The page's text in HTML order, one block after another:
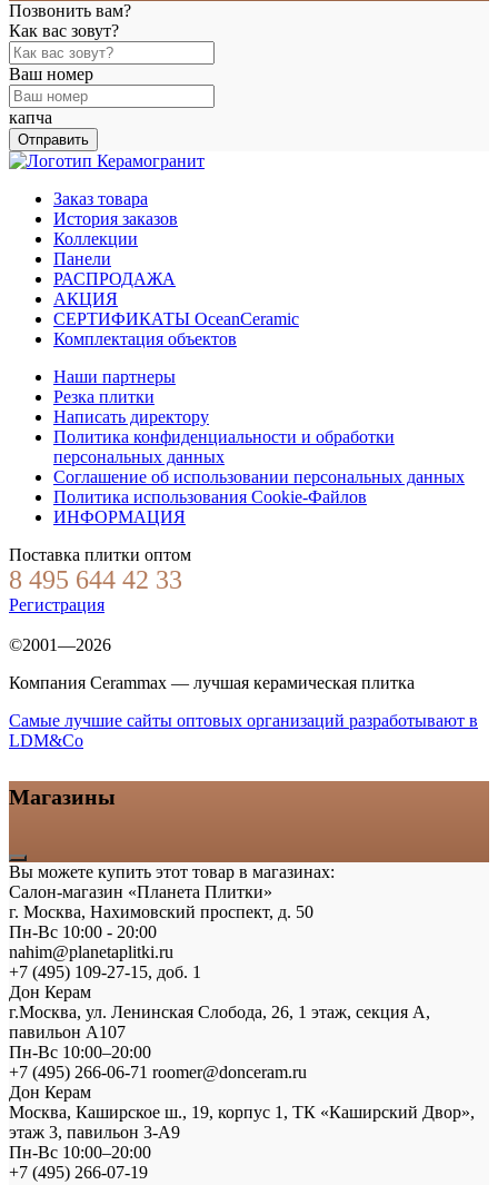
Позвонить вам?
Как вас зовут?
Ваш номер
капча
Отправить
Заказ товара
История заказов
Коллекции
Панели
РАСПРОДАЖА
АКЦИЯ
СЕРТИФИКАТЫ OceanCeramic
Комплектация объектов
Наши партнеры
Резка плитки
Написать директору
Политика конфиденциальности и обработки
персональных данных
Соглашение об использовании персональных данных
Политика использования Cookie-Файлов
ИНФОРМАЦИЯ
Поставка плитки оптом
8 495 644 42 33
Регистрация
©2001—2026
Компания Cerammax — лучшая керамическая плитка
Самые лучшие сайты оптовых организаций разработывают в
LDM&Co
Магазины
Вы можете купить этот товар в магазинах:
Салон-магазин «Планета Плитки»
г. Москва, Нахимовский проспект, д. 50
Пн-Вс 10:00 - 20:00
nahim@planetaplitki.ru
+7 (495) 109-27-15, доб. 1
Дон Керам
г.Москва, ул. Ленинская Слобода, 26, 1 этаж, секция А,
павильон А107
Пн-Вс 10:00–20:00
+7 (495) 266-06-71 roomer@donceram.ru
Дон Керам
Москва, Каширское ш., 19, корпус 1, ТК «Каширский Двор»,
этаж 3, павильон 3-А9
Пн-Вс 10:00–20:00
+7 (495) 266-07-19